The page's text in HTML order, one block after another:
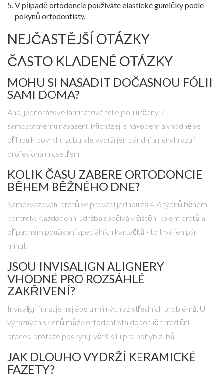
V případě ortodoncie používáte elastické gumičky podle
pokynů ortodontisty.
NEJČASTĚJŠÍ OTÁZKY
ČASTO KLADENÉ OTÁZKY
MOHU SI NASADIT DOČASNOU FÓLII
SAMI DOMA?
Ano, jednorázové laminátové fólie jsou určeny k
samostatnému nasazení. Přicházejí s návodem a vhodně se
přilnou k povrchu zubu, ale vydrží jen pár dní a nenahrazují
profesionální ošetření.
KOLIK ČASU ZABERE ORTODONCIE
BĚHEM BĚŽNÉHO DNE?
Samosvazování drátů se provádí jednou za 4-6 týdnů během
kontroly. Každodenní údržba spočívá v čištění kolem drátů a
případném používání speciálních kartáčků - to trvá jen pár
minut.
JSOU INVISALIGN ALIGNERY
VHODNÉ PRO ROZSÁHLÉ
ZAKŘIVENÍ?
Invisalign funguje nejlépe u mírných až středních problémů. U
výrazných sklonů může ortodontista doporučit tradiční
braces, protože poskytují větší sílu pro pohyb zubů.
JAK DLOUHO VYDRŽÍ KERAMICKÉ
FAZETY?